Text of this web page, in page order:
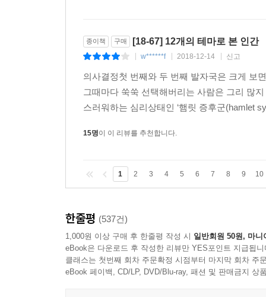
종이책 구매 [18-67] 12개의 테마로 본 인간
w******f 2018-12-14 신고
의사결정첫 번째와 두 번째 발자국은 크게 보
그때마다 쑥쑥 선택해버리는 사람은 그리 많
스러워하는 심리상태인 ‘햄릿 증후군(hamlet
15명이 이 리뷰를 추천합니다.
1 2 3 4 5 6 7 8 9 10
한줄평 (537건)
1,000원 이상 구매 후 한줄평 작성 시 일반회원 50원, 마니
eBook은 다운로드 후 작성한 리뷰만 YES포인트 지급됩니
클래스는 첫번째 회차 주문확정 시점부터 마지막 회차 주
eBook 페이백, CD/LP, DVD/Blu-ray, 패션 및 판매금지 상